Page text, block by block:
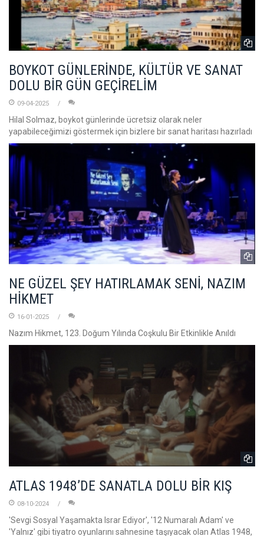
BOYKOT GÜNLERİNDE, KÜLTÜR VE SANAT
DOLU BİR GÜN GEÇİRELİM
09-04-2025
Hilal Solmaz, boykot günlerinde ücretsiz olarak neler
yapabileceğimizi göstermek için bizlere bir sanat haritası hazırladı
NE GÜZEL ŞEY HATIRLAMAK SENİ, NAZIM
HİKMET
16-01-2025
Nazım Hikmet, 123. Doğum Yılında Coşkulu Bir Etkinlikle Anıldı
ATLAS 1948’DE SANATLA DOLU BİR KIŞ
08-10-2024
'Sevgi Sosyal Yaşamakta Israr Ediyor', '12 Numaralı Adam' ve
'Yalnız' gibi tiyatro oyunlarını sahnesine taşıyacak olan Atlas 1948,